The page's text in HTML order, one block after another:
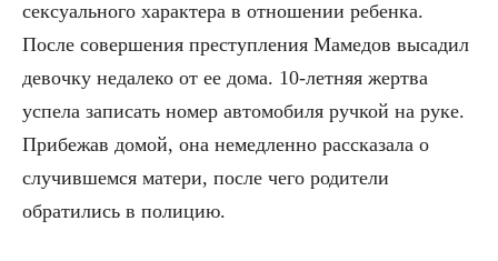
сексуального характера в отношении ребенка.
После совершения преступления Мамедов высадил
девочку недалеко от ее дома. 10-летняя жертва
успела записать номер автомобиля ручкой на руке.
Прибежав домой, она немедленно рассказала о
случившемся матери, после чего родители
обратились в полицию.